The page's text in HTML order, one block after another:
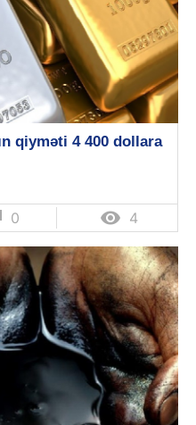
qiyməti 4 400 dollara
0  4